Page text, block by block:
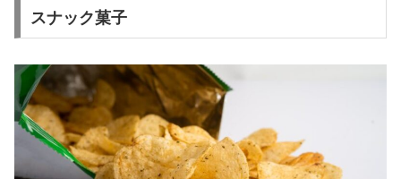
スナック菓子